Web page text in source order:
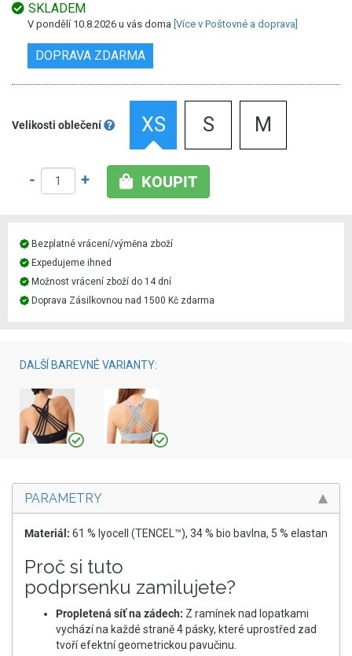
SKLADEM
V pondělí 10.8.2026 u vás doma [Více v Poštovné a doprava]
DOPRAVA ZDARMA
Velikosti oblečení XS S M
- + KOUPIT
Bezplatné vrácení/výměna zboží
Expedujeme ihned
Možnost vrácení zboží do 14 dní
Doprava Zásilkovnou nad 1500 Kč zdarma
DALŠÍ BAREVNÉ VARIANTY:
PARAMETRY
Materiál: 61 % lyocell (TENCEL™), 34 % bio bavlna, 5 % elastan​
Proč si tuto
podprsenku zamilujete?
Propletená síť na zádech: Z ramínek nad lopatkami
vychází na každé straně 4 pásky, které uprostřed zad
tvoří efektní geometrickou pavučinu.